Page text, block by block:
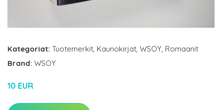
Kategoriat: Tuotemerkit, Kaunokirjat, WSOY, Romaanit
Brand: WSOY
10 EUR